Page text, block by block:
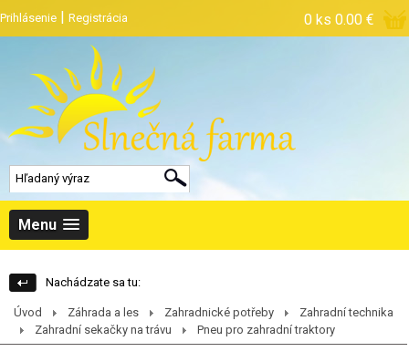
Prihlásenie | Registrácia 0 ks 0.00 €
Menu
Nachádzate sa tu:
Úvod Záhrada a les Zahradnické potřeby
Zahradní technika
Zahradní sekačky na trávu
Pneu pro zahradní traktory